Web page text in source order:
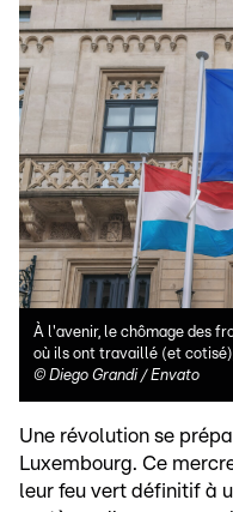
À l'avenir, le chômage des
où ils ont travaillé (et
© Diego Grandi / Envato
Une révolution se
Luxembourg. Ce
leur feu vert définitif à